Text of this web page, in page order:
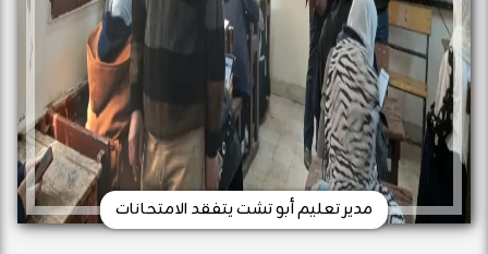
مدير تعليم أبو تشت يتفقد الامتحانات